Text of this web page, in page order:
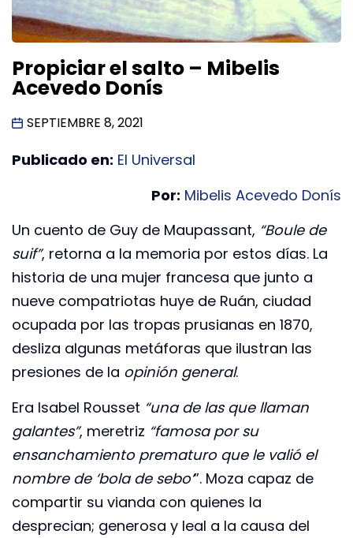
Propiciar el salto – Mibelis
Acevedo Donís
SEPTIEMBRE 8, 2021
Publicado en: El Universal
Por: Mibelis Acevedo Donís
Un cuento de Guy de Maupassant, “Boule de
suif”, retorna a la memoria por estos días. La
historia de una mujer francesa que junto a
nueve compatriotas huye de Ruán, ciudad
ocupada por las tropas prusianas en 1870,
desliza algunas metáforas que ilustran las
presiones de la opinión general.
Era Isabel Rousset “una de las que llaman
galantes”, meretriz “famosa por su
ensanchamiento prematuro que le valió el
nombre de ‘bola de sebo’”. Moza capaz de
compartir su vianda con quienes la
desprecian; generosa y leal a la causa del